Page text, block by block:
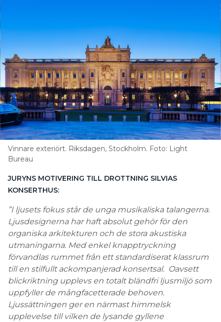
Vinnare exteriört. Riksdagen, Stockholm. Foto: Light
Bureau
JURYNS MOTIVERING TILL DROTTNING SILVIAS
KONSERTHUS:
”I ljusets fokus står de unga musikaliska talangerna.
Ljusdesignerna har haft absolut gehör för den
organiska arkitekturen och de stora akustiska
utmaningarna. Med enkel knapptryckning
förvandlas rummet från ett standardiserat klassrum
till en stilfullt ackompanjerad konsertsal. Oavsett
blickriktning upplevs en totalt bländfri ljusmiljö som
uppfyller de mångfacetterade behoven.
Ljussättningen ger en närmast himmelsk
upplevelse till vilken de lysande gyllene